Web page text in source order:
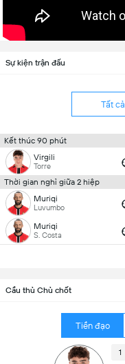
Sự kiện trận đấu
Tất cả
Kết thúc 90 phút
Virgili
Torre
Thời gian nghỉ giữa 2 hiệp
Muriqi
Luvumbo
Muriqi
S. Costa
Cầu thủ Chủ chốt
Tiền đạo
1